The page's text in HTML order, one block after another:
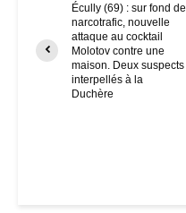
Écully (69) : sur fond de
narcotrafic, nouvelle
attaque au cocktail
Molotov contre une
maison. Deux suspects
interpellés à la
Duchère